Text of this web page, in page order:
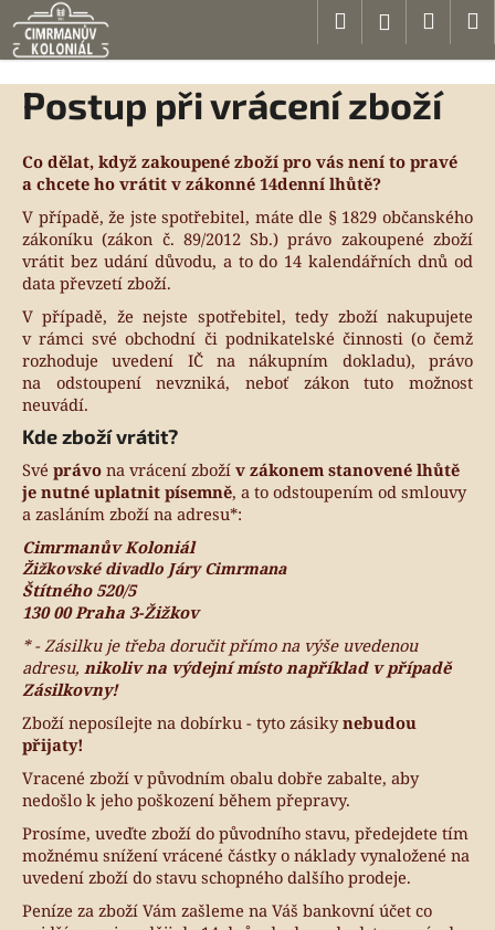
Přejít
na
obsah
HledatPřihlášení
košík
Postup při vrácení zboží
Co dělat, když zakoupené zboží pro vás není to pravé
a chcete ho vrátit v zákonné 14denní lhůtě?
V případě, že jste spotřebitel, máte dle § 1829 občanského
zákoníku (zákon č. 89/2012 Sb.) právo zakoupené zboží
vrátit bez udání důvodu, a to do 14 kalendářních dnů od
data převzetí zboží.
V případě, že nejste spotřebitel, tedy zboží nakupujete
v rámci své obchodní či podnikatelské činnosti (o čemž
rozhoduje uvedení IČ na nákupním dokladu), právo
na odstoupení nevzniká, neboť zákon tuto možnost
neuvádí.
Kde zboží vrátit?
Své právo na vrácení zboží v zákonem stanovené lhůtě
je nutné uplatnit písemně, a to odstoupením od smlouvy
a zasláním zboží na adresu*:
Cimrmanův Koloniál
Žižkovské divadlo Járy Cimrmana
Štítného 520/5
130 00 Praha 3-Žižkov
* - Zásilku je třeba doručit přímo na výše uvedenou
adresu, nikoliv na výdejní místo například v případě
Zásilkovny!
Zboží neposílejte na dobírku - tyto zásikynebudou
přijaty!
Vracené zboží v původním obalu dobře zabalte, aby
nedošlo k jeho poškození během přepravy.
Prosíme, uveďte zboží do původního stavu, předejdete tím
možnému snížení vrácené částky o náklady vynaložené na
uvedení zboží do stavu schopného dalšího prodeje.
Peníze za zboží Vám zašleme na Váš bankovní účet co
o
š
Zpět
Zpět
C
o
p
o
t
ř
e
b
u
j
e
t
e
n
a
j
í
t
?
D
o
o